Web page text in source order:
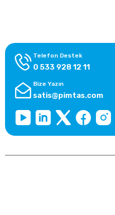
Telefon Destek
0 533 928 12 11
Bize Yazın
satis@pimtas.com